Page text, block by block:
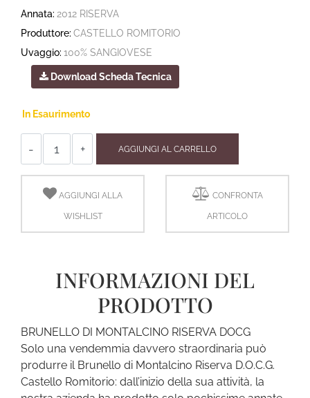
Annata: 2012 RISERVA
Produttore: CASTELLO ROMITORIO
Uvaggio: 100% SANGIOVESE
Download Scheda Tecnica
In Esaurimento
AGGIUNGI AL CARRELLO
AGGIUNGI ALLA
WISHLIST
CONFRONTA
ARTICOLO
INFORMAZIONI DEL
PRODOTTO
BRUNELLO DI MONTALCINO RISERVA DOCG
Solo una vendemmia davvero straordinaria può
produrre il Brunello di Montalcino Riserva D.O.C.G.
Castello Romitorio: dall’inizio della sua attività, la